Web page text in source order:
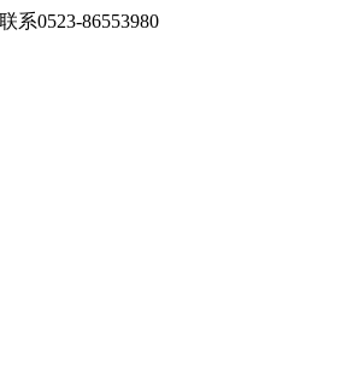
系0523-86553980